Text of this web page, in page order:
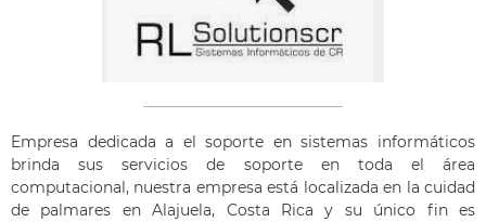
Empresa dedicada a el soporte en sistemas informáticos
brinda sus servicios de soporte en toda el área
computacional, nuestra empresa está localizada en la cuidad
de palmares en Alajuela, Costa Rica y su único fin es